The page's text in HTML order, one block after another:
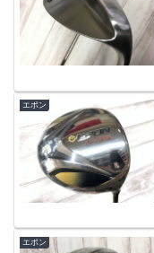
エポン
エポン